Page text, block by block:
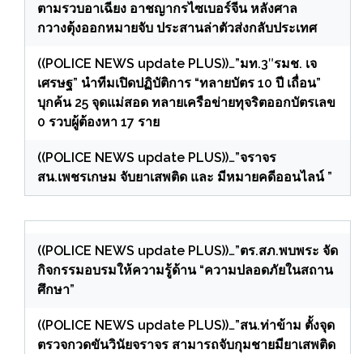
ตามรวบอาเฉียง อาชญากรไซเบอร์จีน หลังศาล
กวางตุ้งออกหมายจับ ประสานล่าตัวส่งกลับประเทศ
((POLICE NEWS update PLUS))…”มท.3″รมช. เจ
เศรษฐ” นำทีมเปิดปฏิบัติการ “ทลายบัตร 10 ปี เถื่อน”
บุกค้น 25 จุดแม่สอด ทลายเครือข่ายทุจริตออกบัตรเลข
0 รวบผู้ต้องหา 17 ราย
((POLICE NEWS update PLUS))…”จราจร
สน.เพชรเกษม จับยาเสพติด และ มีหมายคดีออนไลน์ ”
((POLICE NEWS update PLUS))…”ตร.สภ.พบพระ จัด
กิจกรรมอบรมให้ความรู้ด้าน “ความปลอดภัยในสถาน
ศึกษา”
((POLICE NEWS update PLUS))…”สน.ท่าข้าม ตั้งจุด
ตรวจกวดขันวินัยจราจร สามารถจับกุมชายมียาเสพติด